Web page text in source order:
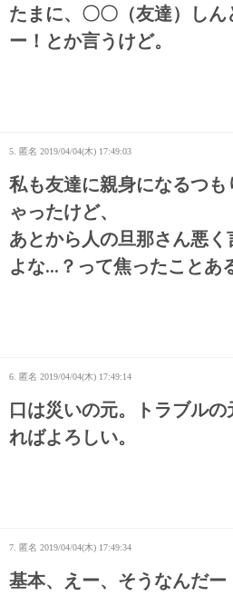
たまに、〇〇（友達）し
ー！とか言うけど。
5. 匿名 2019/04/04(木) 17:49:03
私も友達に親身になるつ
ゃったけど、
あとから人の旦那さん悪
よな…？って焦ったことあ
6. 匿名 2019/04/04(木) 17:49:14
口は災いの元。トラブル
ればよろしい。
7. 匿名 2019/04/04(木) 17:49:34
基本、えー、そうなんだ